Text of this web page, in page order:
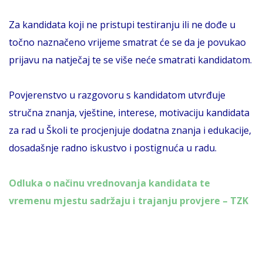
Za kandidata koji ne pristupi testiranju ili ne dođe u
točno naznačeno vrijeme smatrat će se da je povukao
prijavu na natječaj te se više neće smatrati kandidatom.
Povjerenstvo u razgovoru s kandidatom utvrđuje
stručna znanja, vještine, interese, motivaciju kandidata
za rad u Školi te procjenjuje dodatna znanja i edukacije,
dosadašnje radno iskustvo i postignuća u radu.
Odluka o načinu vrednovanja kandidata te
vremenu mjestu sadržaju i trajanju provjere – TZK